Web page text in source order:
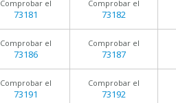
Comprobar el
73181
Comprobar el
73182
Comprobar el
73186
Comprobar el
73187
Comprobar el
73191
Comprobar el
73192